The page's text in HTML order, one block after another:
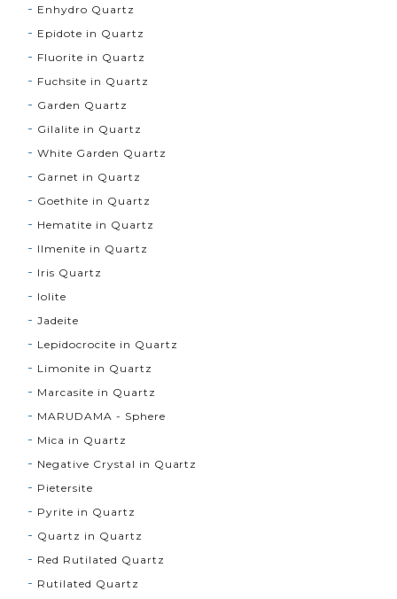
Enhydro Quartz
Epidote in Quartz
Fluorite in Quartz
Fuchsite in Quartz
Garden Quartz
Gilalite in Quartz
White Garden Quartz
Garnet in Quartz
Goethite in Quartz
Hematite in Quartz
Ilmenite in Quartz
Iris Quartz
Iolite
Jadeite
Lepidocrocite in Quartz
Limonite in Quartz
Marcasite in Quartz
MARUDAMA - Sphere
Mica in Quartz
Negative Crystal in Quartz
Pietersite
Pyrite in Quartz
Quartz in Quartz
Red Rutilated Quartz
Rutilated Quartz